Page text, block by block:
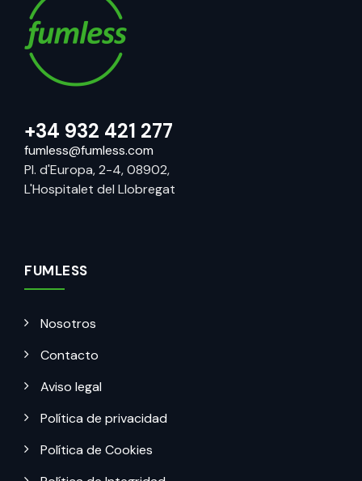
+34 932 421 277
fumless@fumless.com
Pl. d'Europa, 2-4, 08902,
L'Hospitalet del Llobregat
FUMLESS
Nosotros
Contacto
Aviso legal
Política de privacidad
Política de Cookies